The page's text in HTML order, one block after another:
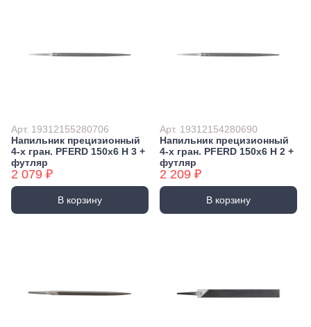
Арт. 19312155280706
Напильник прецизионный
4-х гран. PFERD 150х6 H 3 +
футляр
2 079 ₽
В корзину
Арт. 19312154280690
Напильник прецизионный
4-х гран. PFERD 150х6 H 2 +
футляр
2 209 ₽
В корзину